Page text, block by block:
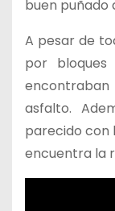
buen puñado
A pesar de
por
asfalto.
parecido con
encuentra la